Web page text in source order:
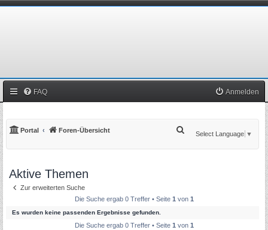
FAQ Anmelden
Portal Foren-Übersicht
Select Language ▼
Aktive Themen
Zur erweiterten Suche
Die Suche ergab 0 Treffer • Seite 1 von 1
Es wurden keine passenden Ergebnisse gefunden.
Die Suche ergab 0 Treffer • Seite 1 von 1